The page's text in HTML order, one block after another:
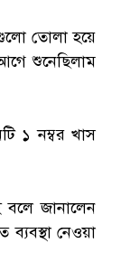
তোলা হয়ে
শুনেছিলাম
১ নম্বর খাস
বলে জানালেন
নেওয়া